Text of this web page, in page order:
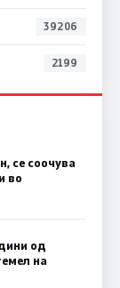
39206
2199
се соочува
во
од
на